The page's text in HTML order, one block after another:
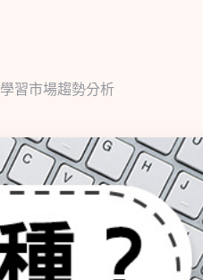
習市場趨勢分析